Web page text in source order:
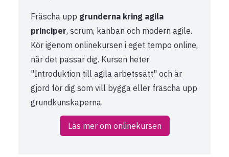
Fräscha upp grunderna kring agila
principer, scrum, kanban och modern agile.
Kör igenom onlinekursen i eget tempo online,
när det passar dig. Kursen heter
"Introduktion till agila arbetssätt" och är
gjord för dig som vill bygga eller fräscha upp
grundkunskaperna.
Läs mer om onlinekursen